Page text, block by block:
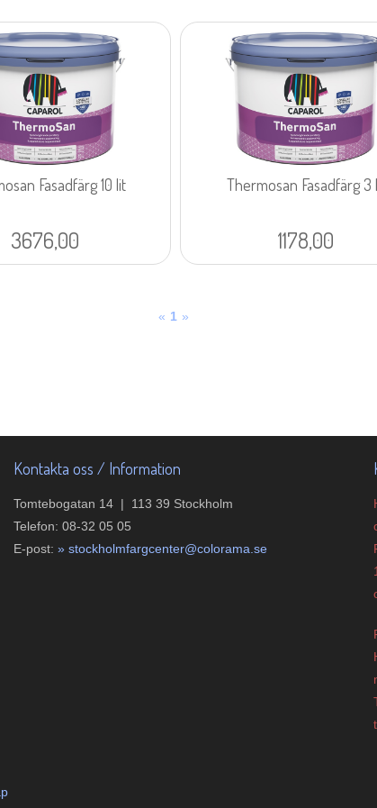
Fasadfärg 10 lit
3676,00
Thermosan Fasadfärg 3
1178,00
« 1 »
Kontakta oss / Information
Tomtebogatan 14 | 113 39 Stockholm
Telefon: 08-32 05 05
E-post: » stockholmfargcenter@colorama.se